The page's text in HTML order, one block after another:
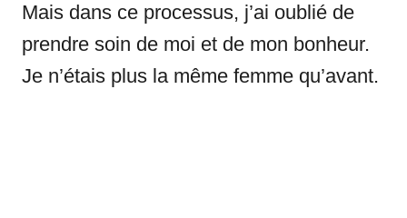
Mais dans ce processus, j’ai oublié de
prendre soin de moi et de mon bonheur.
Je n’étais plus la même femme qu’avant.